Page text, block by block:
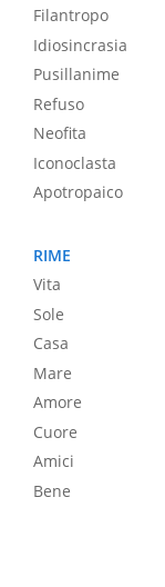
Filantropo
Idiosincrasia
Pusillanime
Refuso
Neofita
Iconoclasta
Apotropaico
RIME
Vita
Sole
Casa
Mare
Amore
Cuore
Amici
Bene